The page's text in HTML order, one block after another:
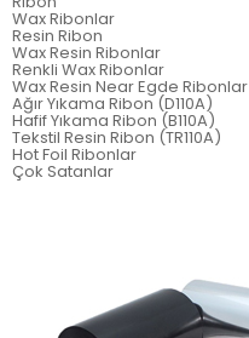
Wax Ribonlar
Resin Ribon
Wax Resin Ribonlar
Renkli Wax Ribonlar
Wax Resin Near Egde Ribonlar
Ağır Yıkama Ribon (D110A)
Hafif Yıkama Ribon (B110A)
Tekstil Resin Ribon (TR110A)
Hot Foil Ribonlar
Çok Satanlar